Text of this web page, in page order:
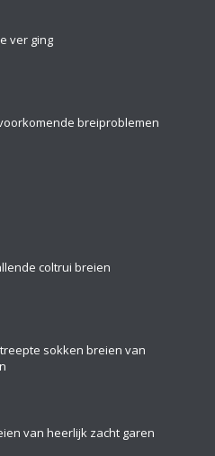
ver ging
breiproblemen
coltrui breien
sokken breien van
van heerlijk zacht garen